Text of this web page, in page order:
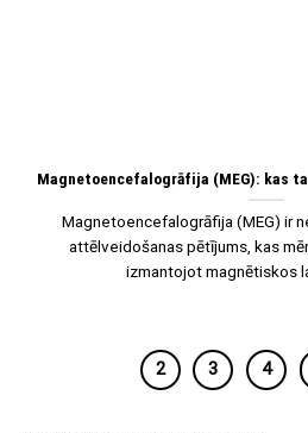
Magnetoencefalogrāfija (MEG): kas
Magnetoencefalogrāfija (MEG) ir
attēlveidošanas pētījums, kas
izmantojot magnētiskos
2 3 4